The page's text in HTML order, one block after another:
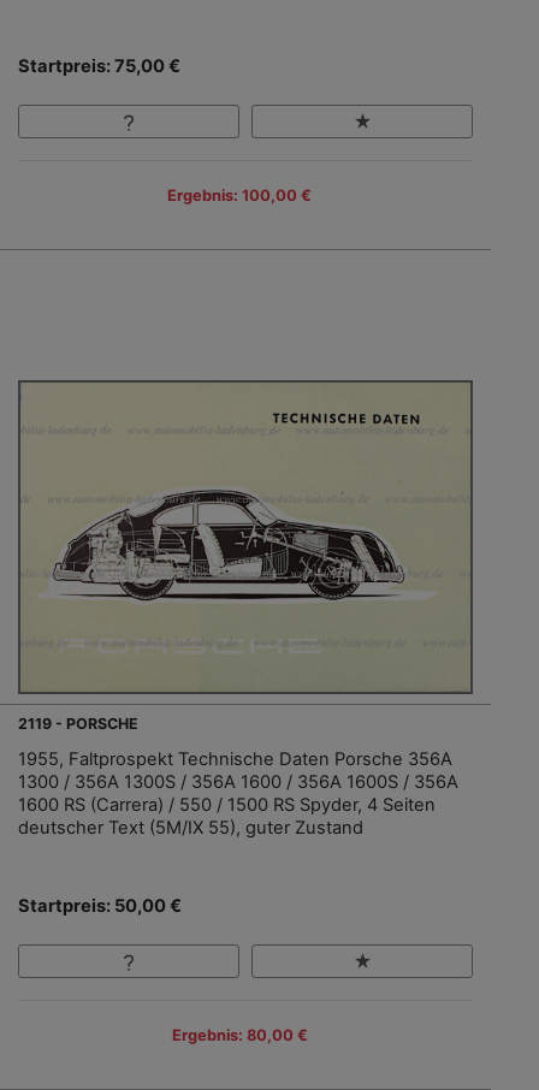
Startpreis: 75,00 €
Ergebnis: 100,00 €
2119 - PORSCHE
1955, Faltprospekt Technische Daten Porsche 356A
1300 / 356A 1300S / 356A 1600 / 356A 1600S / 356A
1600 RS (Carrera) / 550 / 1500 RS Spyder, 4 Seiten
deutscher Text (5M/IX 55), guter Zustand
Startpreis: 50,00 €
Ergebnis: 80,00 €